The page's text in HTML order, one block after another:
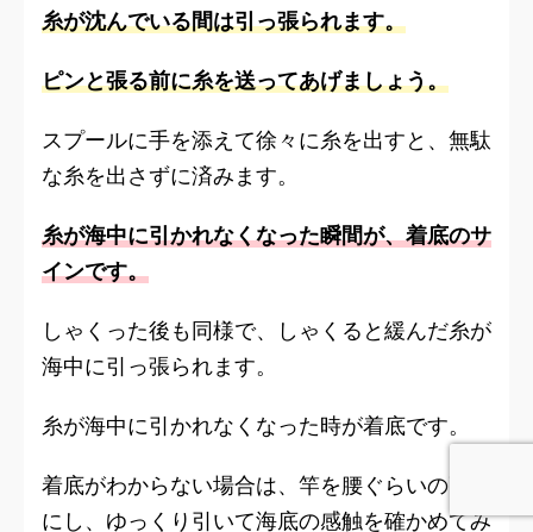
糸が沈んでいる間は引っ張られます。
ピンと張る前に糸を送ってあげましょう。
スプールに手を添えて徐々に糸を出すと、無駄
な糸を出さずに済みます。
糸が海中に引かれなくなった瞬間が、着底のサ
インです。
しゃくった後も同様で、しゃくると緩んだ糸が
海中に引っ張られます。
糸が海中に引かれなくなった時が着底です。
着底がわからない場合は、竿を腰ぐらいの高さ
にし、ゆっくり引いて海底の感触を確かめてみ